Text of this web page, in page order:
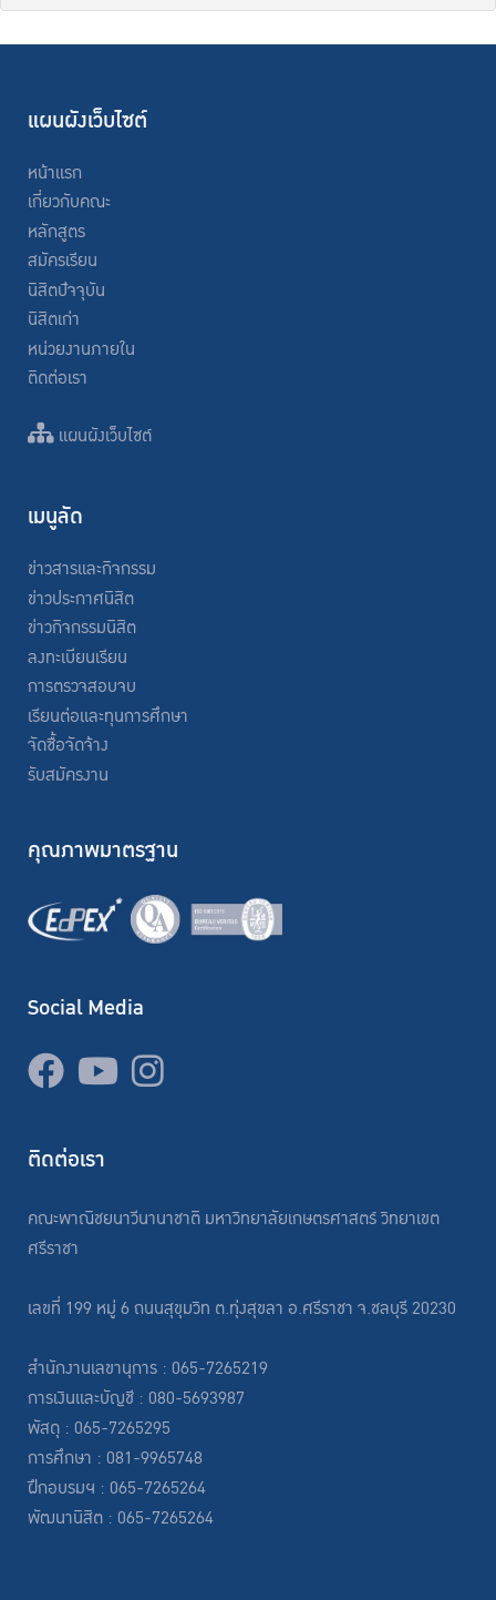
แผนผังเว็บไซต์
หน้าแรก
เกี่ยวกับคณะ
หลักสูตร
สมัครเรียน
นิสิตปัจจุบัน
นิสิตเก่า
หน่วยงานภายใน
ติดต่อเรา
แผนผังเว็บไซต์
เมนูลัด
ข่าวสารและกิจกรรม
ข่าวประกาศนิสิต
ข่าวกิจกรรมนิสิต
ลงทะเบียนเรียน
การตรวจสอบจบ
เรียนต่อและทุนการศึกษา
จัดซื้อจัดจ้าง
รับสมัครงาน
คุณภาพมาตรฐาน
Social Media
ติดต่อเรา
คณะพาณิชยนาวีนานาชาติ มหาวิทยาลัยเกษตรศาสตร์ วิทยาเขต
ศรีราชา
เลขที่ 199 หมู่ 6 ถนนสุขุมวิท ต.ทุ่งสุขลา อ.ศรีราชา จ.ชลบุรี 20230
สำนักงานเลขานุการ : 065-7265219
การเงินและบัญชี : 080-5693987
พัสดุ : 065-7265295
การศึกษา : 081-9965748
ฝึกอบรมฯ : 065-7265264
พัฒนานิสิต : 065-7265264